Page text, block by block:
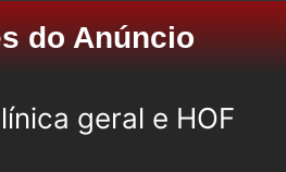
do Anúncio
geral e HOF